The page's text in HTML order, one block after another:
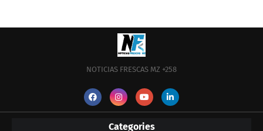
NOTICIAS FRESCAS MZ +258
Categories